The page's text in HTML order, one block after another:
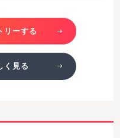
リーする
く見る